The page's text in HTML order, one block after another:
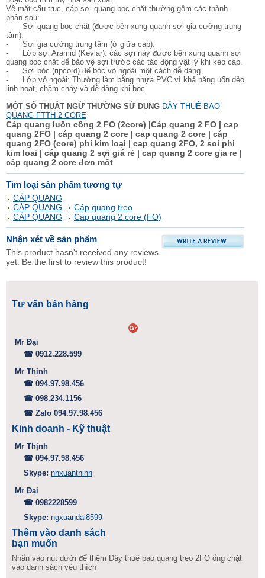
Về mặt cấu truc, cáp sợi quang bọc chặt thường gồm các thành
phần sau:
- Sợi quang bọc chặt (được bện xung quanh sợi gia cường trung
tâm).
- Sợi gia cường trung tâm (ở giữa cáp).
- Lớp sợi Aramid (Kevlar): các sợi này được bện xung quanh sợi
quang bọc chặt để bảo vệ sợi trước các tác động vật lý khi kéo cáp.
- Sợi bóc (ripcord) để bóc vỏ ngoài một cách dễ dàng.
- Lớp vỏ ngoài: Thường làm bằng nhựa PVC vì khả năng uốn dẻo
linh hoạt, chậm cháy và dễ dàng khi bọc.
MỘT SỐ THUẬT NGỮ THƯỜNG SỬ DỤNG DÂY THUÊ BAO
QUANG FTTH 2 CORE
Cáp quang luồn cống 2 FO (2core) |Cáp quang 2 FO | cap
quang 2FO | cáp quang 2 core | cap quang 2 core | cáp
quang 2FO (core) phi kim loại | cap quang 2FO, 2 soi phi
kim loai | cáp quang 2 sợi giá rẻ | cap quang 2 core gia re |
cáp quang 2 core đơn mốt
Tìm loại sản phẩm tương tự
CÁP QUANG
CÁP QUANG
Cáp quang treo
CÁP QUANG
Cáp quang 2 core (FO)
Nhận xét về sản phẩm
This product hasn't received any reviews
yet. Be the first to review this product!
Tư vấn bán hàng
Mr Đại
☎ 0912.228.599
Mr Thịnh
☎ 094.97.98.456
☎ 098.234.1156
☎ Zalo 094.97.98.456
Kinh doanh - Kỹ thuật
Mr Thịnh
☎ 094.97.98.456
Skype: nnxuanthinh
Mr Đại
☎ 0982228599
Skype: ngxuandai8599
Thêm vào danh sách
bạn muốn
Nhấn vào nút dưới để thêm Dây thuê bao quang treo 2FO ống chặt
vào danh sách yêu thích